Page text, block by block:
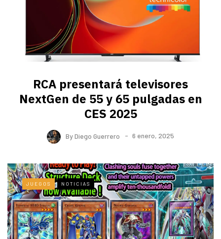
RCA presentará televisores
NextGen de 55 y 65 pulgadas en
CES 2025
ByDiego Guerrero 6 enero, 2025
JUEGOS NOTICIAS